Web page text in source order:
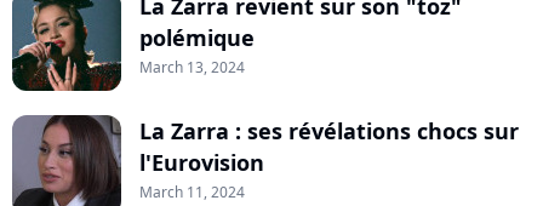
La Zarra revient sur son "toz"
polémique
March 13, 2024
La Zarra : ses révélations chocs sur
l'Eurovision
March 11, 2024